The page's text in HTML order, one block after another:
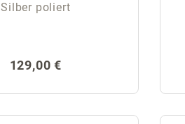
Silber poliert
Regulärer Preis:
129,00 €